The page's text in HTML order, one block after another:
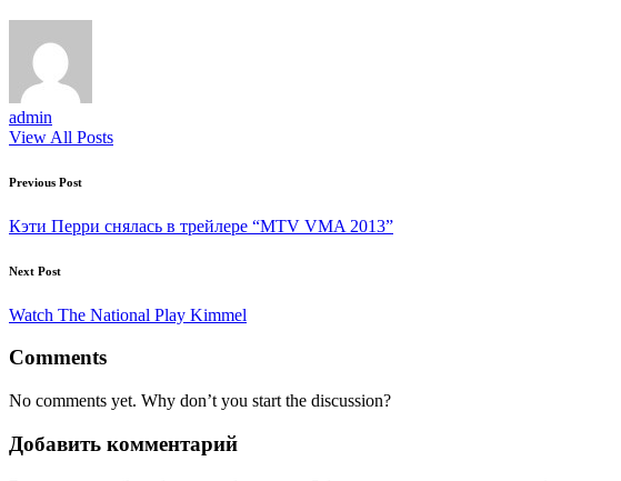
admin
View All Posts
Post
navigation
Previous Post
Кэти Перри снялась в трейлере “MTV VMA 2013”
Next Post
Watch The National Play Kimmel
Comments
No comments yet. Why don’t you start the discussion?
Добавить комментарий